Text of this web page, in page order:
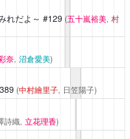
れだよ～ #129 (五十嵐裕美, 村
奈, 沼倉愛美)
(中村繪里子, 日笠陽子)
詩織, 立花理香)